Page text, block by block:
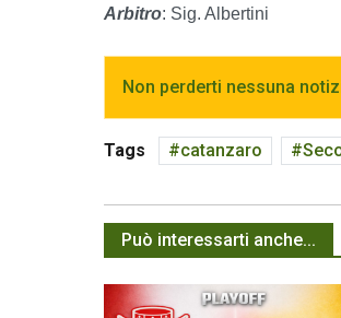
Arbitro: Sig. Albertini
Non perderti nessuna
Tags catanzaro
Può interessarti anche...